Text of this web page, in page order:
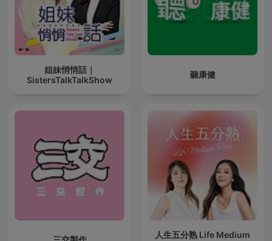
姐妹悄悄話｜
SistersTalkTalkShow
聽康健
人生五分熟 Life Medium